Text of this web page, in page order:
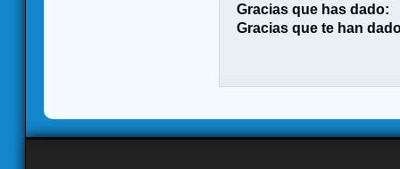
Gracias que has dado:
Gracias que te han